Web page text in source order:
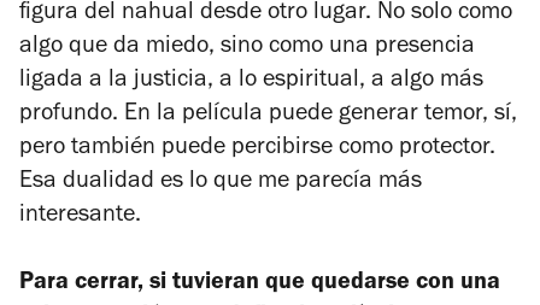
figura del nahual desde otro lugar. No solo como
algo que da miedo, sino como una presencia
ligada a la justicia, a lo espiritual, a algo más
profundo. En la película puede generar temor, sí,
pero también puede percibirse como protector.
Esa dualidad es lo que me parecía más
interesante.
Para cerrar, si tuvieran que quedarse con una